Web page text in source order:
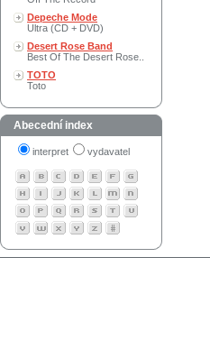
Depeche Mode
Ultra (CD + DVD)
Desert Rose Band
Best Of The Desert Rose..
TOTO
Toto
Abecední index
interpret vydavatel